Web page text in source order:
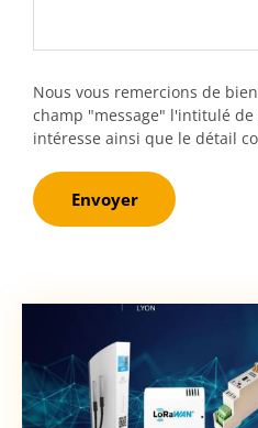
Nous vous remercions de
champ "message" l'intitulé
intéresse ainsi que le détail
Envoyer